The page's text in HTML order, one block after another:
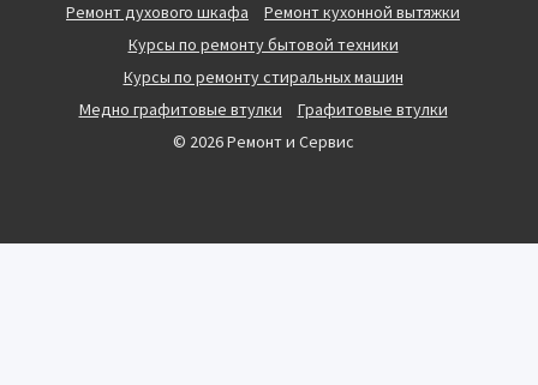
Ремонт духового шкафа
Ремонт кухонной вытяжки
Курсы по ремонту бытовой техники
Курсы по ремонту стиральных машин
Медно графитовые втулки
Графитовые втулки
© 2026 Ремонт и Сервис